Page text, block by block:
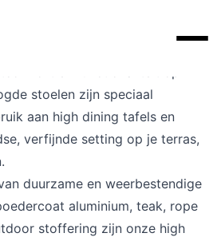
Alle producten
Ontdek onze merken
& Luuk
Verkooppunten
stores
stores
Borek bieden een perfecte
stoelen zijn speciaal
aan high dining tafels en
verfijnde setting op je terras,
duurzame en weerbestendige
aluminium, teak, rope
stoffering zijn onze high